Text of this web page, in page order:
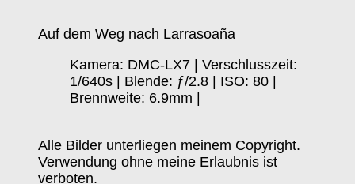
Auf dem Weg nach Larrasoaña
Kamera: DMC-LX7 | Verschlusszeit:
1/640s | Blende: ƒ/2.8 | ISO: 80 |
Brennweite: 6.9mm |
Alle Bilder unterliegen meinem Copyright.
Verwendung ohne meine Erlaubnis ist
verboten.